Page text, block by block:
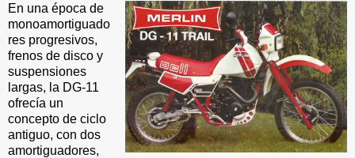
En una época de
monoamortiguado
res progresivos,
frenos de disco y
suspensiones
largas, la DG-11
ofrecía un
concepto de ciclo
antiguo, con dos
amortiguadores,